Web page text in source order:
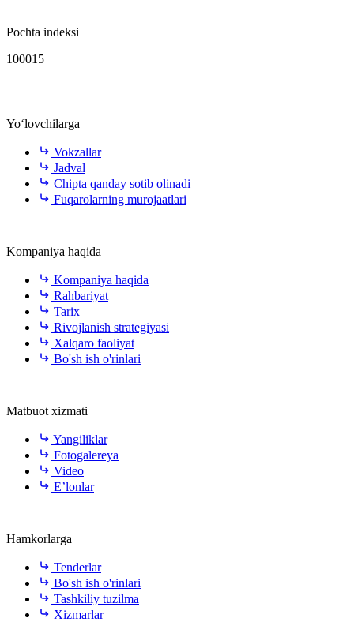
Pochta indeksi
100015
Yo‘lovchilarga
Vokzallar
Jadval
Chipta qanday sotib olinadi
Fuqarolarning murojaatlari
Kompaniya haqida
Kompaniya haqida
Rahbariyat
Tarix
Rivojlanish strategiyasi
Xalqaro faoliyat
Bo'sh ish o'rinlari
Matbuot xizmati
Yangiliklar
Fotogalereya
Video
E’lonlar
Hamkorlarga
Tenderlar
Bo'sh ish o'rinlari
Tashkiliy tuzilma
Xizmarlar